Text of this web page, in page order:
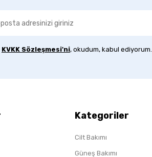
KVKK Sözleşmesi'ni, okudum, kabul ediyorum.
Kategoriler
Cilt Bakımı
Güneş Bakımı